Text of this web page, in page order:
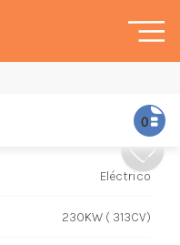
Eléctrico
230KW ( 313CV)